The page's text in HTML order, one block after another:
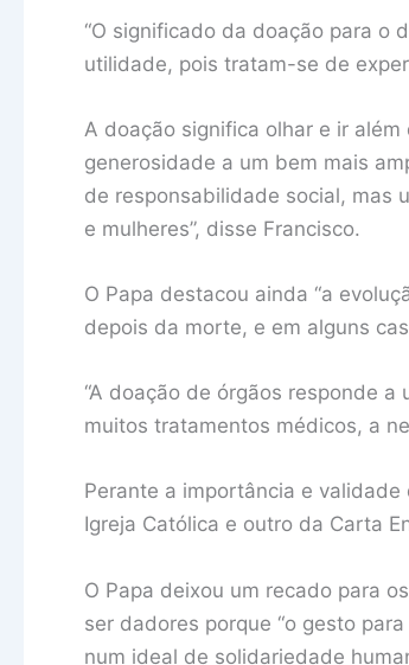
“O significado da doação para o
utilidade, pois tratam-se de
A doação significa olhar e ir
generosidade a um bem mais
de responsabilidade social, mas
e mulheres”, disse Francisco.
O Papa destacou ainda “a
depois da morte, e em alguns
“A doação de órgãos responde
muitos tratamentos médicos, a
Perante a importância e
Igreja Católica e outro da Carta
O Papa deixou um recado para
ser dadores porque “o gesto
num ideal de solidariedade